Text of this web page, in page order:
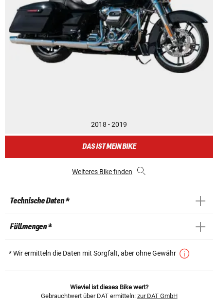
2018 - 2019
DAS IST MEIN BIKE
Weiteres Bike finden
Technische Daten *
Füllmengen *
* Wir ermitteln die Daten mit Sorgfalt, aber ohne Gewähr
Wieviel ist dieses Bike wert?
Gebrauchtwert über DAT ermitteln: zur DAT GmbH